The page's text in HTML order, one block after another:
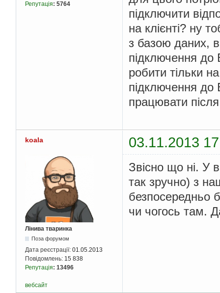
Репутація: 5764
підключити
на клієнті? ну
з базою даних,
підключення до
робити тільки
підключення до
працювати після
koala 03.11.2013
Лінива тваринка
Поза форумом
Дата реєстрації: 01.05.2013
Повідомлень: 15 838
Репутація: 13496
Звісно що ні. У
так зручно) з
безпосередньо
чи чогось там.
вебсайт